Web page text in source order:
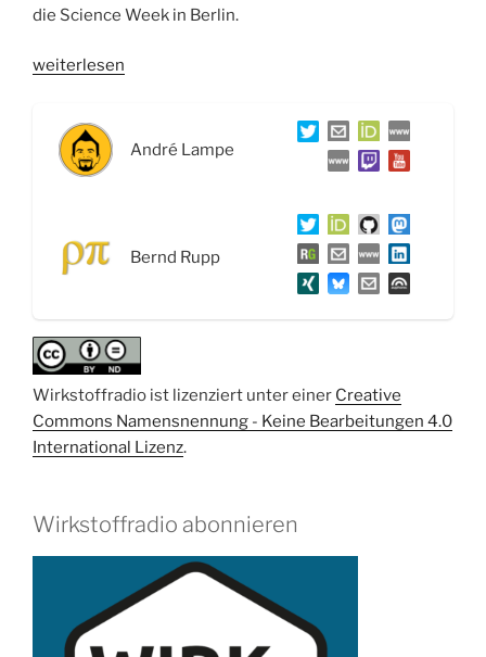
die Science Week in Berlin.
„WSR024
hinter
korkendem
Dieselfahrzeugen,
und
1
Jahr
Wirkstoffradio“
weiterlesen
André Lampe
Bernd Rupp
Wirkstoffradio ist lizenziert unter einer Creative
Commons Namensnennung - Keine Bearbeitungen 4.0
International Lizenz.
Wirkstoffradio abonnieren